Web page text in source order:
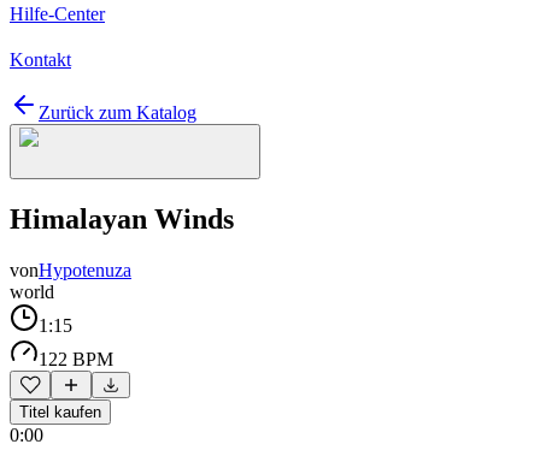
Hilfe-Center
Kontakt
Zurück zum Katalog
Himalayan Winds
vonHypotenuza
world
1:15
122 BPM
Titel kaufen
0:00